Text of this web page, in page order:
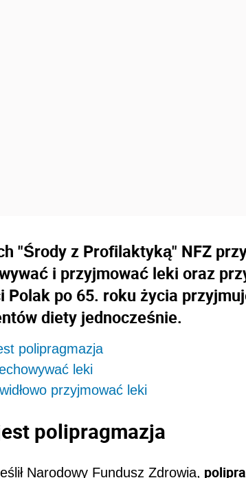
"Środy z Profilaktyką" NFZ
i przyjmować leki oraz
Polak po 65. roku życia
diety jednocześnie.
polipragmazja
leki
przyjmować leki
polipragmazja
Narodowy Fundusz Zdrowia,